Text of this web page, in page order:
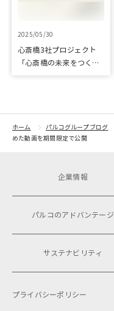
2025/05/30
心斎橋3社プロジェクト
「心斎橋の未来をつくろ
ホーム パルコグループブログ
めた動画を期間限定で公開
企業情報
パルコのアドバンテージ
サステナビリティ
プライバシーポリシー